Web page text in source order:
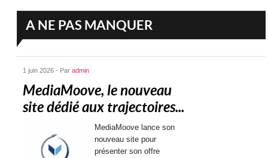
A NE PAS MANQUER
1 juin 2026 - Paradmin
MediaMoove, le nouveau
site dédié aux trajectoires...
MediaMoove lance son
nouveau site pour
présenter son offre